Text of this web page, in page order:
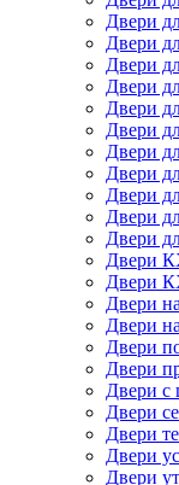
Двери
Двери
Двери
Двери
Двери
Двери
Двери
Двери
Двери
Двери
Двери
Двери
Двери
Двери
Двери
Двери
Двери
Двери с
Двери
Двери
Двери
Двери